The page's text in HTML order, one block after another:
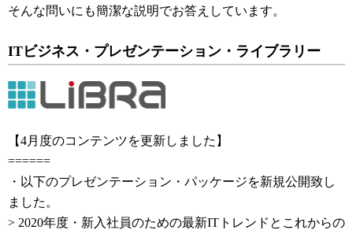
そんな問いにも簡潔な説明でお答えしています。
ITビジネス・プレゼンテーション・ライブラリー
【4月度のコンテンツを更新しました】
======
・以下のプレゼンテーション・パッケージを新規公開致し
ました。
> 2020年度・新入社員のための最新ITトレンドとこれからの